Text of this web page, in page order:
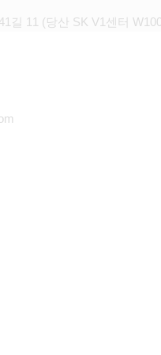
길 11 (당산 SK V1센터